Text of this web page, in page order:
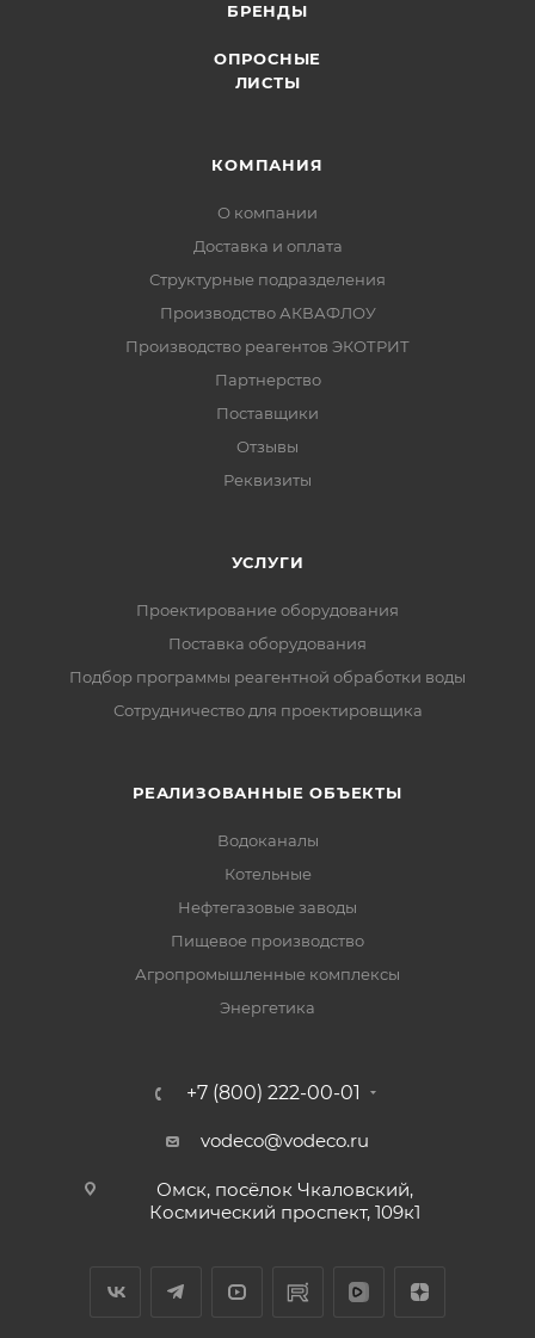
БРЕНДЫ
ОПРОСНЫЕ
ЛИСТЫ
КОМПАНИЯ
О компании
Доставка и оплата
Структурные подразделения
Производство АКВАФЛОУ
Производство реагентов ЭКОТРИТ
Партнерство
Поставщики
Отзывы
Реквизиты
УСЛУГИ
Проектирование оборудования
Поставка оборудования
Подбор программы реагентной обработки воды
Сотрудничество для проектировщика
РЕАЛИЗОВАННЫЕ ОБЪЕКТЫ
Водоканалы
Котельные
Нефтегазовые заводы
Пищевое производство
Агропромышленные комплексы
Энергетика
+7 (800) 222-00-01
vodeco@vodeco.ru
Омск, посёлок Чкаловский,
Космический проспект, 109к1